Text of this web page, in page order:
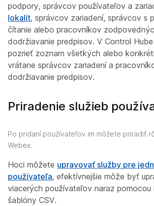
podpory, správcov používateľov a
lokalít, správcov zariadení, správcov s
čítanie alebo pracovníkov
dodržiavanie predpisov. V Control
pozrieť zoznam všetkých alebo
vrátane správcov zariadení a
dodržiavanie predpisov.
Priradenie služieb
Po pridaní používateľov im môžete priradiť
Webex.
Hoci môžete upravovať služby pre
používateľa, efektívnejšie môže byť
viacerých používateľov naraz pomocou
šablóny CSV.